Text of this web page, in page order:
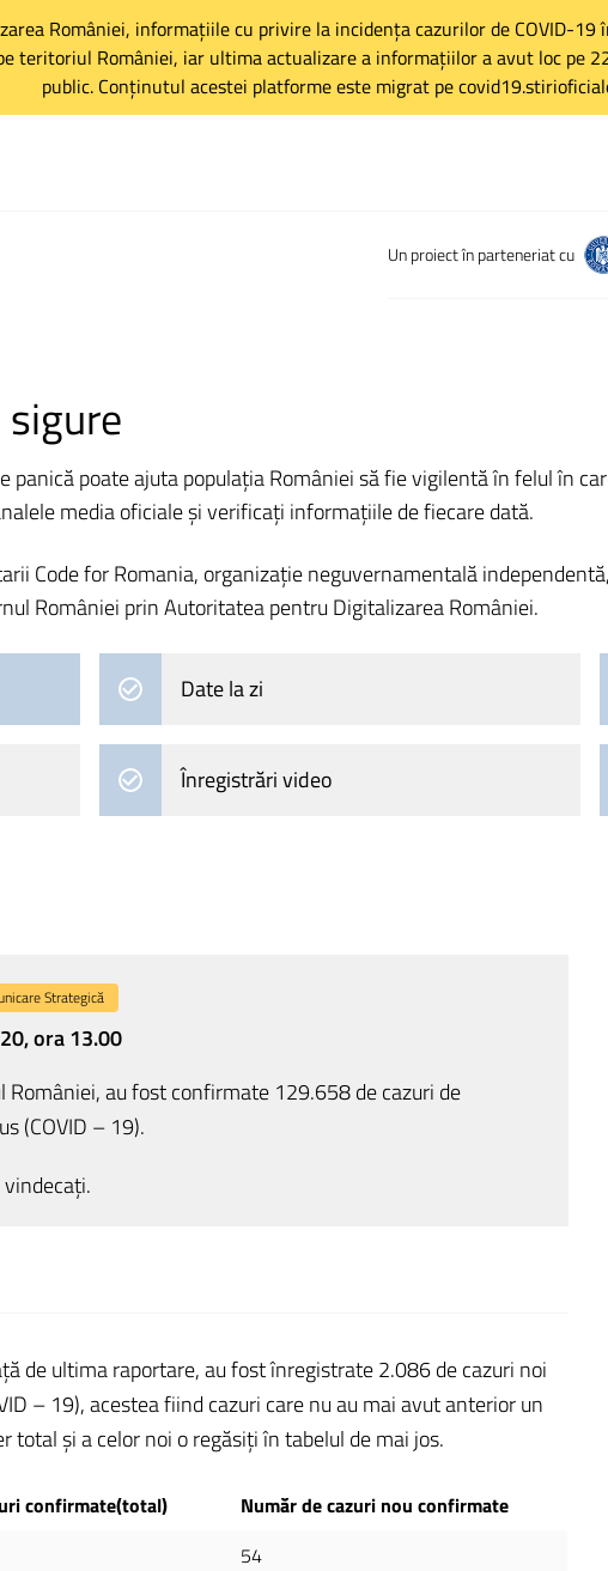
României, informațiile cu privire la incidența cazurilor de COVID-
teritoriul României, iar ultima actualizare a informațiilor a avut loc pe
public. Conținutul acestei platforme este migrat pe
Un proiect în parteneriat cu
poate ajuta populația României să fie vigilentă în felul în
media oficiale și verificați informațiile de fiecare dată.
Code for Romania, organizație neguvernamentală
României prin Autoritatea pentru Digitalizarea României.
Date la zi
Înregistrări video
Strategică
ora 13.00
au fost confirmate 129.658 de cazuri de
(COVID – 19).
de ultima raportare, au fost înregistrate 2.086 de cazuri noi
– 19), acestea fiind cazuri care nu au mai avut anterior un
și a celor noi o regăsiți în tabelul de mai jos.
confirmate(total)
Număr de cazuri nou confirmate
54